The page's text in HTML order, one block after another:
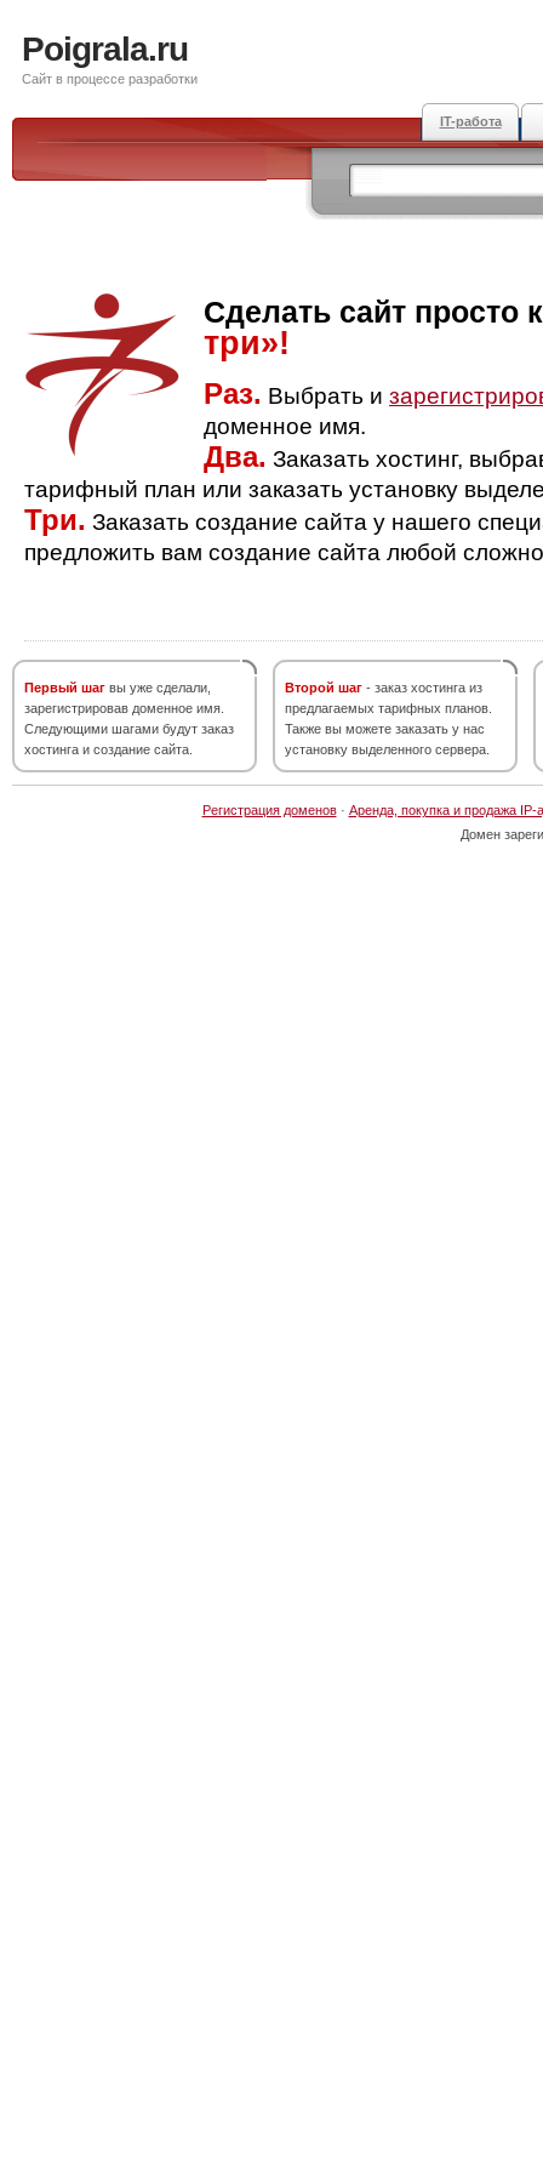
Poigrala.ru
Сайт в процессе разработки
IT-работа
Сделать сайт просто
три»!
Раз. Выбрать и
доменное имя.
Два. Заказать хостинг,
тарифный план или заказать установку
Три. Заказать создание сайта у нашего
предложить вам создание сайта любой
Первый шаг вы уже сделали,
зарегистрировав доменное имя.
Следующими шагами будут заказ
хостинга и создание сайта.
Второй шаг - заказ хостинга из
предлагаемых тарифных планов.
Также вы можете заказать у нас
установку выделенного сервера.
Регистрация доменов· Аренда, покупка и продажа IP-
Домен